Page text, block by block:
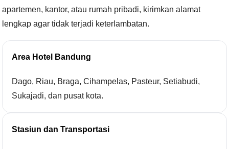
apartemen, kantor, atau rumah pribadi, kirimkan alamat
lengkap agar tidak terjadi keterlambatan.
Area Hotel Bandung
Dago, Riau, Braga, Cihampelas, Pasteur, Setiabudi,
Sukajadi, dan pusat kota.
Stasiun dan Transportasi